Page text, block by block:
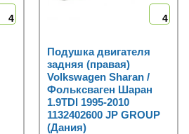
4 4
Подушка двигателя
задняя (правая)
Volkswagen Sharan /
Фольксваген Шаран
1.9TDI 1995-2010
1132402600 JP GROUP
(Дания)